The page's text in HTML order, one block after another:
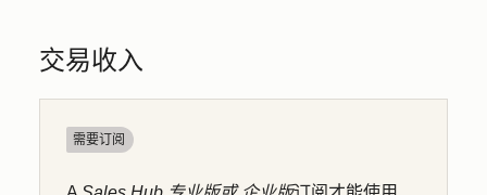
交易收入
需要订阅